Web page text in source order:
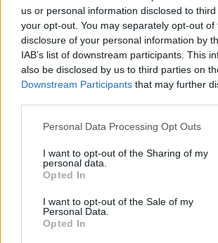
us or personal information disclosed to
your opt-out. You may separately opt-out of
disclosure of your personal information by
IAB’s list of downstream participants. This
also be disclosed by us to third parties on
Downstream Participants that may further
Personal Data Processing Opt Outs
I want to opt-out of the Sharing of my
personal data.
Opted In
I want to opt-out of the Sale of my
Personal Data.
Opted In